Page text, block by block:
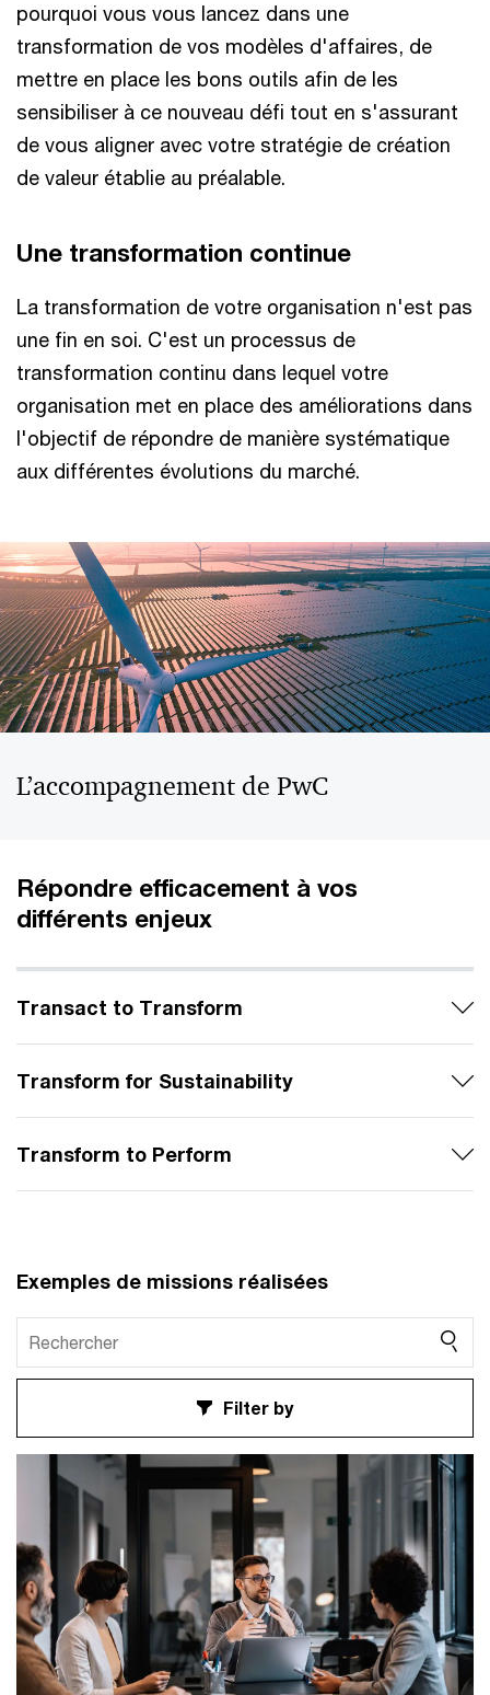
pourquoi vous vous lancez dans une
transformation de vos modèles d'affaires, de
mettre en place les bons outils afin de les
sensibiliser à ce nouveau défi tout en s'assurant
de vous aligner avec votre stratégie de création
de valeur établie au préalable. ​
Une transformation continue ​
La transformation de votre organisation n'est pas
une fin en soi. C'est un processus de
transformation continu dans lequel votre
organisation met en place des améliorations dans
l'objectif de répondre de manière systématique
aux différentes évolutions du marché.
L’accompagnement de PwC
Répondre efficacement à vos
différents enjeux
Transact to Transform
Transform for Sustainability
Transform to Perform
Exemples de missions réalisées
Filter by